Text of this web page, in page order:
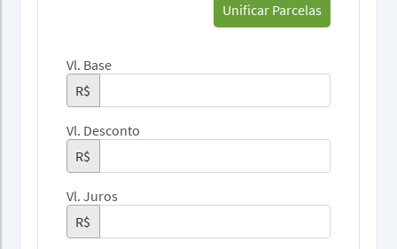
Unificar Parcelas
Vl. Base
R$
Vl. Desconto
R$
Vl. Juros
R$